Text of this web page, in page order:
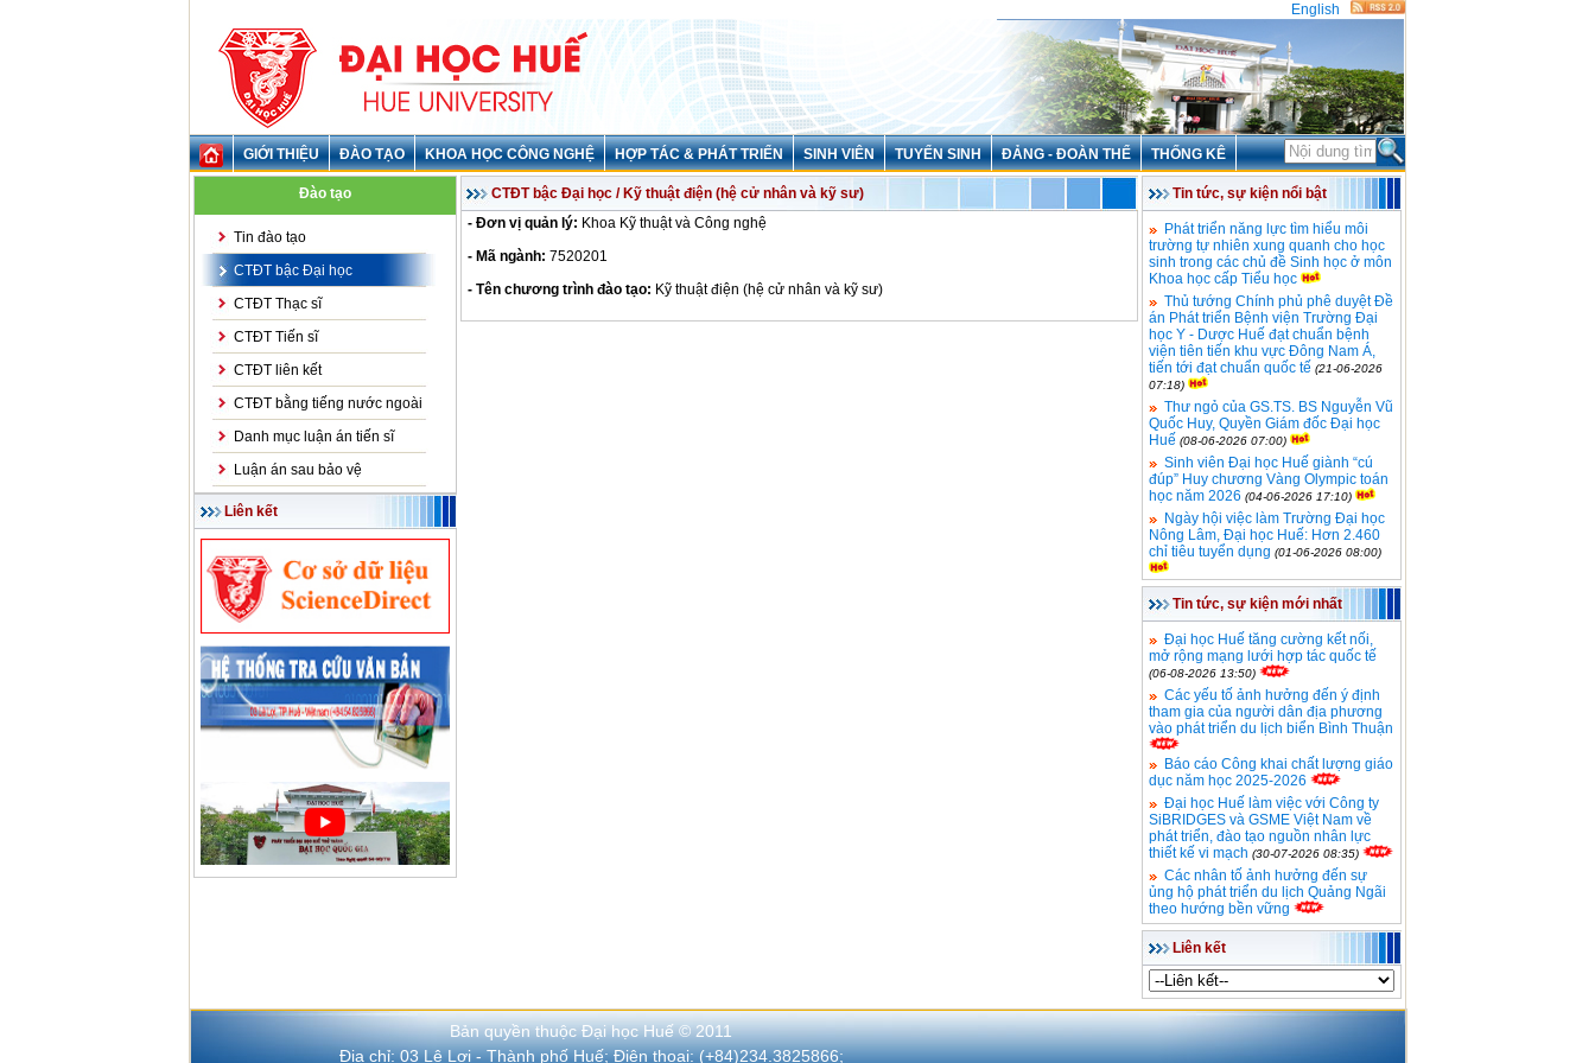
English
GIỚI THIỆU ĐÀO TẠO KHOA HỌC CÔNG NGHỆ HỢP TÁC & PHÁT TRIỂN SINH VIÊN TUYỂN SINH ĐẢNG - ĐOÀN THỂ THỐNG KÊ
Đào tạo
Tin đào tạo
CTĐT bậc Đại học
CTĐT Thạc sĩ
CTĐT Tiến sĩ
CTĐT liên kết
CTĐT bằng tiếng nước ngoài
Danh mục luận án tiến sĩ
Luận án sau bảo vệ
Liên kết
CTĐT bậc Đại học / Kỹ thuật điện (hệ cử nhân và kỹ sư)
- Đơn vị quản lý: Khoa Kỹ thuật và Công nghệ
- Mã ngành: 7520201
- Tên chương trình đào tạo: Kỹ thuật điện (hệ cử nhân và kỹ sư)
Tin tức, sự kiện nổi bật
Phát triển năng lực tìm hiểu môi
trường tự nhiên xung quanh cho học
sinh trong các chủ đề Sinh học ở môn
Khoa học cấp Tiểu học
Thủ tướng Chính phủ phê duyệt Đề
án Phát triển Bệnh viện Trường Đại
học Y - Dược Huế đạt chuẩn bệnh
viện tiên tiến khu vực Đông Nam Á,
tiến tới đạt chuẩn quốc tế (21-06-2026
07:18)
Thư ngỏ của GS.TS. BS Nguyễn Vũ
Quốc Huy, Quyền Giám đốc Đại học
Huế (08-06-2026 07:00)
Sinh viên Đại học Huế giành “cú
đúp” Huy chương Vàng Olympic toán
học năm 2026 (04-06-2026 17:10)
Ngày hội việc làm Trường Đại học
Nông Lâm, Đại học Huế: Hơn 2.460
chỉ tiêu tuyển dụng (01-06-2026 08:00)
Tin tức, sự kiện mới nhất
Đại học Huế tăng cường kết nối,
mở rộng mạng lưới hợp tác quốc tế
(06-08-2026 13:50)
Các yếu tố ảnh hưởng đến ý định
tham gia của người dân địa phương
vào phát triển du lịch biển Bình Thuận
Báo cáo Công khai chất lượng giáo
dục năm học 2025-2026
Đại học Huế làm việc với Công ty
SiBRIDGES và GSME Việt Nam về
phát triển, đào tạo nguồn nhân lực
thiết kế vi mạch (30-07-2026 08:35)
Các nhân tố ảnh hưởng đến sự
ủng hộ phát triển du lịch Quảng Ngãi
theo hướng bền vững
Liên kết
Bản quyền thuộc Đại học Huế © 2011
Địa chỉ: 03 Lê Lợi - Thành phố Huế; Điện thoại: (+84)234.3825866;